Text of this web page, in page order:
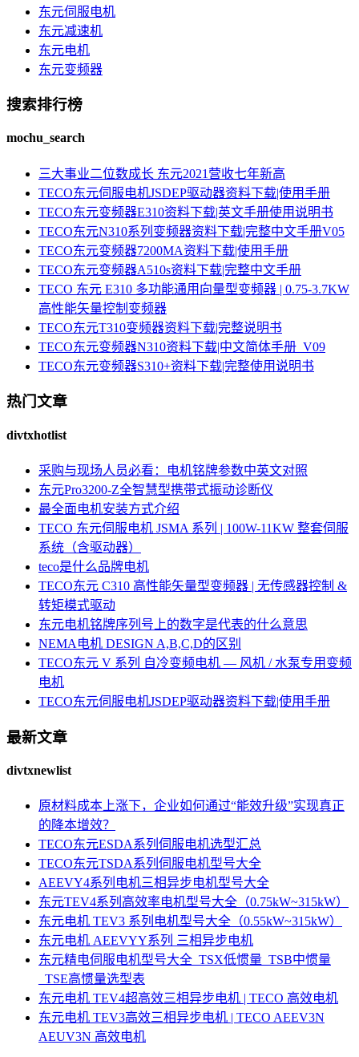
东元伺服电机
东元减速机
东元电机
东元变频器
搜索排行榜
mochu_search
三大事业二位数成长 东元2021营收七年新高
TECO东元伺服电机JSDEP驱动器资料下载|使用手册
TECO东元变频器E310资料下载|英文手册使用说明书
TECO东元N310系列变频器资料下载|完整中文手册V05
TECO东元变频器7200MA资料下载|使用手册
TECO东元变频器A510s资料下载|完整中文手册
TECO 东元 E310 多功能通用向量型变频器 | 0.75-3.7KW
高性能矢量控制变频器
TECO东元T310变频器资料下载|完整说明书
TECO东元变频器N310资料下载|中文简体手册_V09
TECO东元变频器S310+资料下载|完整使用说明书
热门文章
divtxhotlist
采购与现场人员必看：电机铭牌参数中英文对照
东元Pro3200-Z全智慧型携带式振动诊断仪
最全面电机安装方式介绍
TECO 东元伺服电机 JSMA 系列 | 100W-11KW 整套伺服
系统（含驱动器）
teco是什么品牌电机
TECO东元 C310 高性能矢量型变频器 | 无传感器控制 &
转矩模式驱动
东元电机铭牌序列号上的数字是代表的什么意思
NEMA电机 DESIGN A,B,C,D的区别
TECO东元 V 系列 自冷变频电机 — 风机 / 水泵专用变频
电机
TECO东元伺服电机JSDEP驱动器资料下载|使用手册
最新文章
divtxnewlist
原材料成本上涨下，企业如何通过“能效升级”实现真正
的降本增效？
TECO东元ESDA系列伺服电机选型汇总
TECO东元TSDA系列伺服电机型号大全
AEEVY4系列电机三相异步电机型号大全
东元TEV4系列高效率电机型号大全（0.75kW~315kW）
东元电机 TEV3 系列电机型号大全（0.55kW~315kW）
东元电机 AEEVYY系列 三相异步电机
东元精电伺服电机型号大全_TSX低惯量_TSB中惯量
_TSE高惯量选型表
东元电机 TEV4超高效三相异步电机 | TECO 高效电机
东元电机 TEV3高效三相异步电机 | TECO AEEV3N
AEUV3N 高效电机